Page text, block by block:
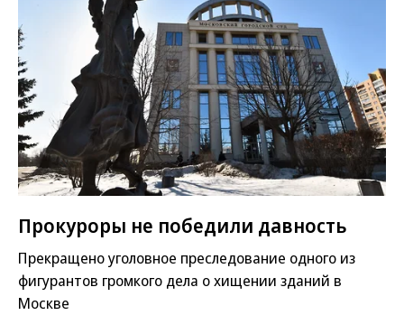
Прокуроры не победили давность
Прекращено уголовное преследование одного из
фигурантов громкого дела о хищении зданий в
Москве